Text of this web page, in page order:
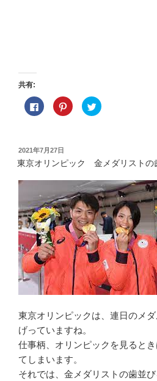
共有:
F
a
o
k
で
共
に
は
ク
リ
ッ
ク
し
て
く
だ
さ
い
(
新
ウ
ン
ウ
開
き
ま
ク
リ
n
e
s
t
で
共
有
(
新
し
い
ウ
ィ
ン
ド
ウ
開
き
す
ク
リ
i
t
e
r
で
共
有
(
新
し
い
ウ
ィ
ン
ド
ウ
で
開
す
投
稿
2021年7月27日
東京オリンピック 金メダリストの
東京オリンピックは、連日のメ
げっていますね。
仕事柄、オリンピックを見ると
てしまいます。
それでは、金メダリストの歯並び